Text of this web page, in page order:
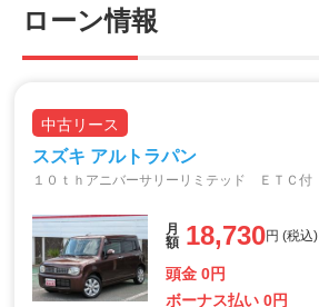
ローン情報
中古リース
スズキ アルトラパン
１０ｔｈアニバーサリーリミテッド ＥＴＣ付
月
額 18,730円 (税込)
頭金 0円
ボーナス払い 0円